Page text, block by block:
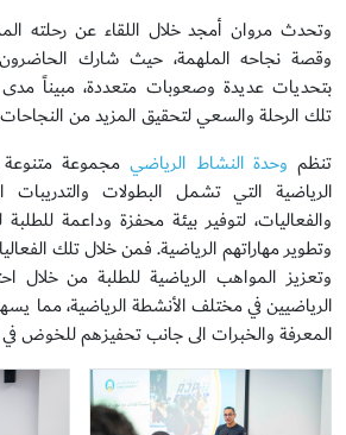
وتحدث مروان أمجد خلال اللقاء عن رحلته
وقصة نجاحه الملهمة، حيث شارك
بتحديات عديدة وصعوبات متعددة، مبيناً مدى
تلك الرحلة والسعي لتحقيق المزيد من
تنظم وحدة النشاط الرياضي مجموعة متنوعة
الرياضية التي تشمل البطولات والتدريبات
والفعاليات، لتوفير بيئة محفزة وداعمة
وتطوير مهاراتهم الرياضية. فمن خلال تلك
وتعزيز المواهب الرياضية للطلبة من خلال
الرياضيين في مختلف الأنشطة الرياضية، مما
المعرفة والخبرات الى جانب تحفيزهم للخوض